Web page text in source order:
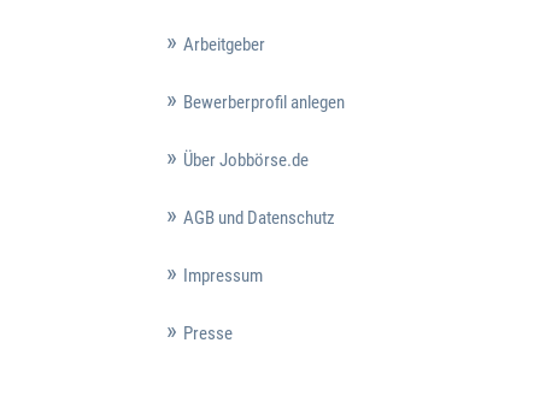
Arbeitgeber
Bewerberprofil anlegen
Über Jobbörse.de
AGB und Datenschutz
Impressum
Presse